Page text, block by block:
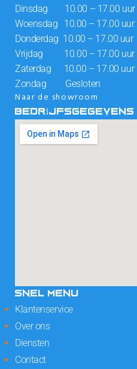
Dinsdag 10.00 – 17.00 uur
Woensdag 10.00 – 17.00 uur
Donderdag 10.00 – 17.00 uur
Vrijdag 10.00 – 17.00 uur
Zaterdag 10.00 – 17.00 uur
Zondag Gesloten
Naar de showroom
BEDRIJFSGEGEVENS
SNEL MENU
Klantenservice
Over ons
Diensten
Contact